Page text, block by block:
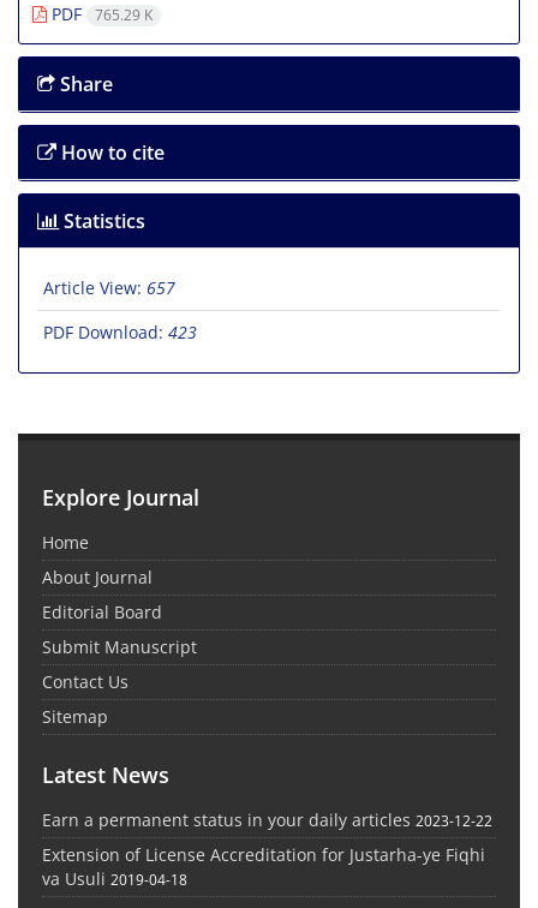
PDF
765.29 K
Share
How to cite
Statistics
Article View: 657
PDF Download: 423
Explore Journal
Home
About Journal
Editorial Board
Submit Manuscript
Contact Us
Sitemap
Latest News
Earn a permanent status in your daily articles 2023-12-22
Extension of License Accreditation for Justarha-ye Fiqhi
va Usuli 2019-04-18